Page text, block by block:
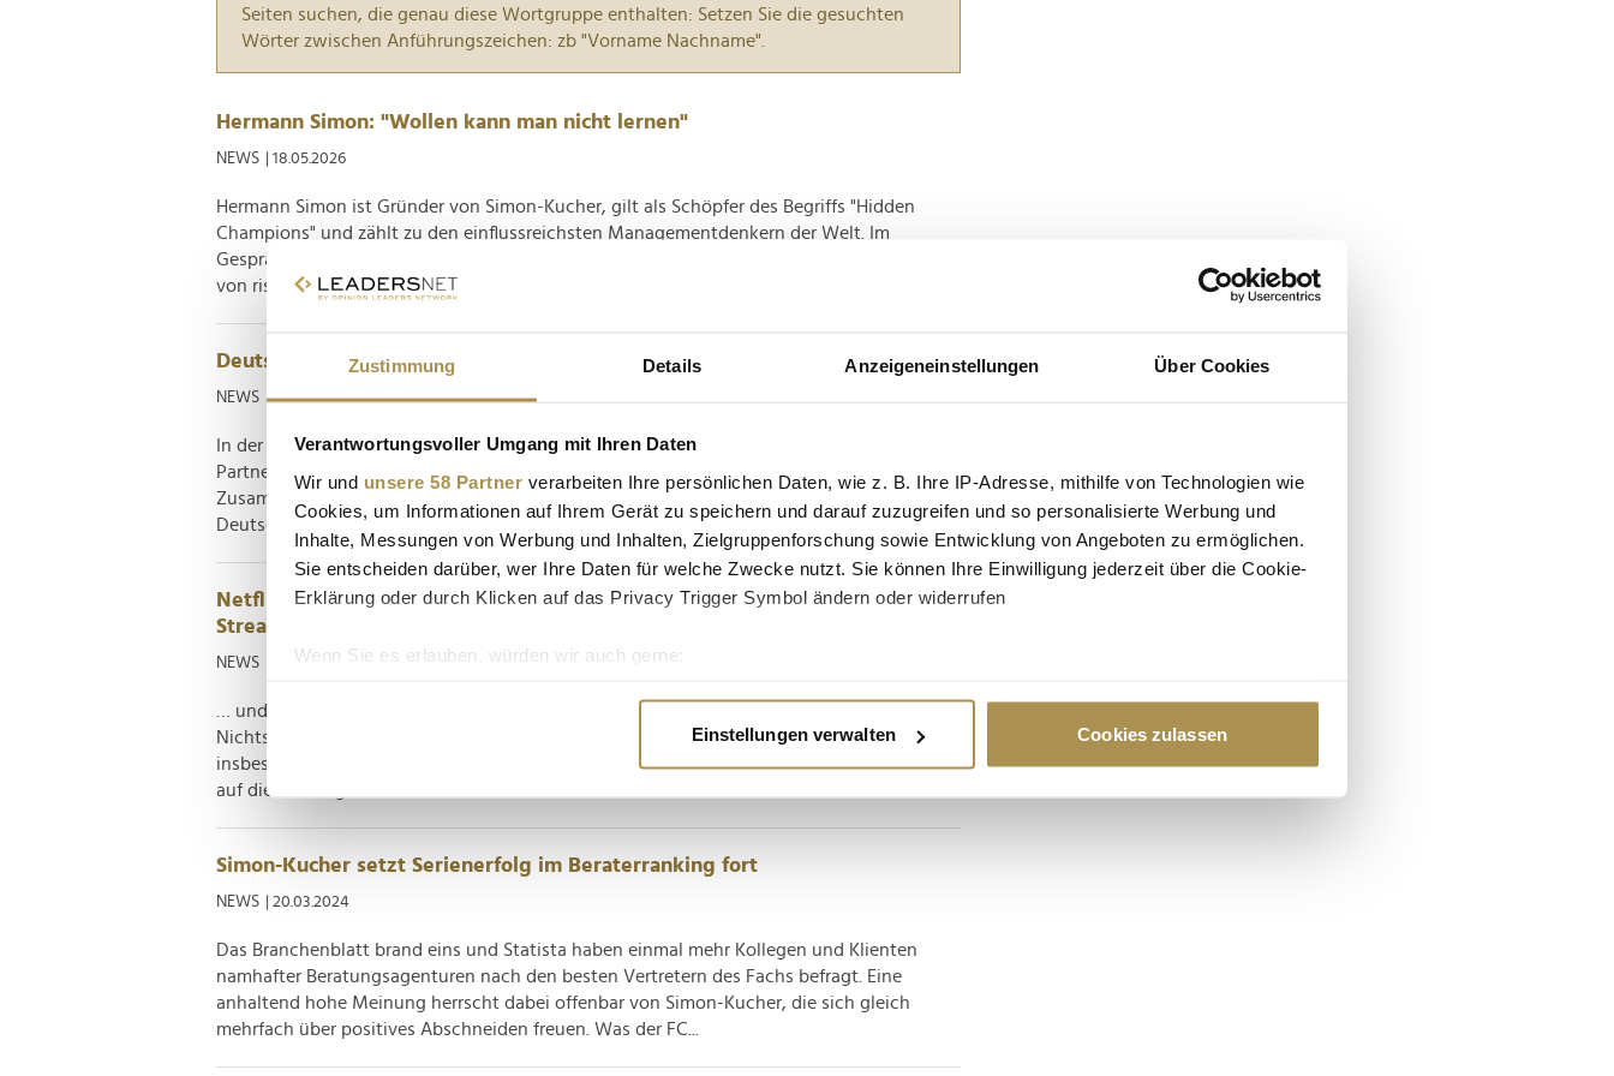
Zustimmung Details Anzeigeneinstellungen Über Cookies
Verantwortungsvoller Umgang mit Ihren Daten
Wir und unsere 58 Partner verarbeiten Ihre persönlichen Daten, wie z. B. Ihre IP-Adresse, mithilfe von Technologien wie
Cookies, um Informationen auf Ihrem Gerät zu speichern und darauf zuzugreifen und so personalisierte Werbung und
Inhalte, Messungen von Werbung und Inhalten, Zielgruppenforschung sowie Entwicklung von Angeboten zu ermöglichen.
Sie entscheiden darüber, wer Ihre Daten für welche Zwecke nutzt. Sie können Ihre Einwilligung jederzeit über die Cookie-
Erklärung oder durch Klicken auf das Privacy Trigger Symbol ändern oder widerrufen
Wenn Sie es erlauben, würden wir auch gerne:
Erfahren Sie mehr darüber, wie Ihre persönlichen Daten verarbeitet werden, und legen Sie Ihre Präferenzen im
und die Zugriffe auf unsere Website zu analysieren. Außerdem geben wir Informationen zu Ihrer Verwendung unserer
Website an unsere Partner für soziale Medien, Werbung und Analysen weiter. Unsere Partner führen diese Informationen
der Dienste gesammelt haben.
Einstellungen verwalten Cookies zulassen
Seiten suchen, die genau diese Wortgruppe enthalten: Setzen Sie die gesuchten
Wörter zwischen Anführungszeichen: zb "Vorname Nachname".
Hermann Simon: "Wollen kann man nicht lernen"
NEWS | 18.05.2026
Hermann Simon ist Gründer von Simon-Kucher, gilt als Schöpfer des Begriffs "Hidden
Champions" und zählt zu den einflussreichsten Managementdenkern der Welt. Im
Gespräch mit LEADERSNET erzählt er von seiner Kindheit auf einem Bauernhof in der Eifel,
von riskanten Führungssituationen mit scharfer...
Deutschlands Top-Unternehmensberatungen 2025: Wer führt das Feld an?
NEWS | 18.03.2025
In der dynamischen Welt der Unternehmensberatung ist es entscheidend, den richtigen
Partner an seiner Seite zu haben. Das renommierte Wirtschaftsmagazin brand eins hat in
Zusammenarbeit mit Statista zum zwölften Mal die besten Unternehmensberatungen
Deutschlands ermittelt. In diesem Jahr schafften es...
Netflix, Prime Video und co.: Jeder Vierte abonniert zu viele
Streamingdienste
NEWS | 04.06.2024
… und das ist nur der Anteil der Befragten, der sich darüber offen im Klaren ist.
Nichtsdestotrotz unterstreichen die Ergebnisse einer aktuellen Studie, dass sich
insbesondere bezahlpflichtige Services wachsender Beliebtheit erfreuen; Auswirkungen
auf die Zahlungsbereitschaft inklusive. In diesen...
Simon-Kucher setzt Serienerfolg im Beraterranking fort
NEWS | 20.03.2024
Das Branchenblatt brand eins und Statista haben einmal mehr Kollegen und Klienten
namhafter Beratungsagenturen nach den besten Vertretern des Fachs befragt. Eine
anhaltend hohe Meinung herrscht dabei offenbar von Simon-Kucher, die sich gleich
mehrfach über positives Abschneiden freuen. Was der FC...